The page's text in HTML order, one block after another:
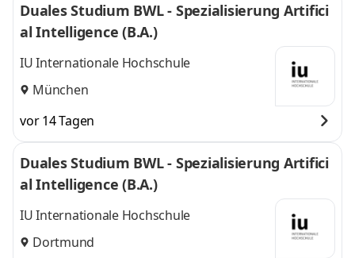
Duales Studium BWL - Spezialisierung Artifici
al Intelligence (B.A.)
IU Internationale Hochschule
München
vor 14 Tagen
Duales Studium BWL - Spezialisierung Artifici
al Intelligence (B.A.)
IU Internationale Hochschule
Dortmund